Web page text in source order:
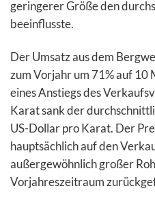
geringerer Größe den
beeinflusste.
Der Umsatz aus dem
zum Vorjahr um 71% auf 10
eines Anstiegs des
Karat sank der
US-Dollar pro Karat. Der
hauptsächlich auf den
außergewöhnlich großer
Vorjahreszeitraum